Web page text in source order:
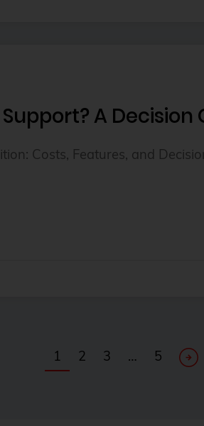
A Decision
Costs, Features, and
1 2 3 … 5